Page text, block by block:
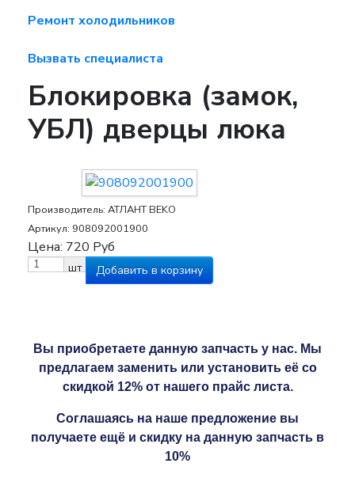
Ремонт холодильников
Вызвать специалиста
Блокировка (замок,
УБЛ) дверцы люка
Производитель: АТЛАНТ BEKO
Артикул: 908092001900
Цена: 720 Руб
шт
Вы приобретаете данную запчасть у нас. Мы
предлагаем заменить или установить её со
скидкой 12% от нашего прайс листа.
Соглашаясь на наше предложение вы
получаете ещё и скидку на данную запчасть в
10%